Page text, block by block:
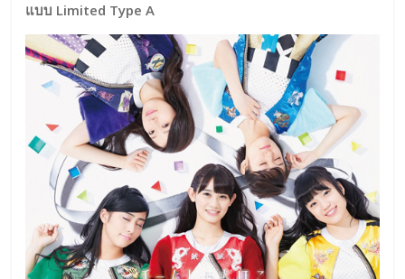
แบบ Limited Type A